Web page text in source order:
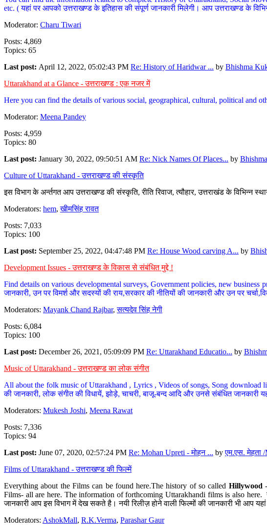
etc. ( यहां पर आपको उत्तराखण्ड के इतिहास की संपूर्ण जानकारी मिलेगी। आप उत्तराखण्ड के
Moderator: Charu Tiwari
Posts: 4,869
Topics: 65
Last post: April 12, 2022, 05:02:43 PM Re: History of Haridwar ... by Bhishma
Uttarakhand at a Glance - उत्तराखण्ड : एक नजर में
Here you can find the details of various social, geographical, cultural, political and
Moderator: Meena Pandey
Posts: 4,959
Topics: 80
Last post: January 30, 2022, 09:50:51 AM Re: Nick Names Of Places... by
Culture of Uttarakhand - उत्तराखण्ड की संस्कृति
इस विभाग के अर्न्तगत आप उत्तराखण्ड की संस्कृति, रीति रिवाज, त्यौहार, उत्तराखंड के विभिन्न
Moderators: hem,खीमसिंह रावत
Posts: 7,033
Topics: 100
Last post: September 25, 2022, 04:47:48 PM Re: House Wood carving A... by
Development Issues - उत्तराखण्ड के विकास से संबंधित मुद्दे !
Find details on various developmental surveys, Government policies, new
जानकारी, उन पर विमर्श और सदस्यों की राय,सरकार की नीतियों की जानकारी और उन पर
Moderators: Mayank Chand Rajbar,सत्यदेव सिंह नेगी
Posts: 6,084
Topics: 100
Last post: December 26, 2021, 05:09:09 PM Re: Uttarakhand Educatio... by
Music of Uttarakhand - उत्तराखण्ड का लोक संगीत
All about the folk music of Uttarakhand , Lyrics , Videos of songs, Song
की जानकारी, लोक संगीत की विधायें, झोड़े, चाचरी, बाजू-बन्द आदि और उनसे संबंधित जानकारी
Moderators: Mukesh Joshi, Meena Rawat
Posts: 7,336
Topics: 94
Last post: June 07, 2020, 02:57:24 PM Re: Mohan Upreti - मोहन ... byएम.एस. मेहता
Films of Uttarakhand - उत्तराखण्ड की फिल्में
Everything about the Films can be found here.The history of so called Hillywood
Films- all are here. The information of forthcoming Uttarakhandi films is also here.
जानकारी आप इस विभाग में देख सकते है। नयी रिलीज़ होने वाली फिल्मों की जानकारी भी आप
Moderators: AshokMall, R.K.Verma, Parashar Gaur